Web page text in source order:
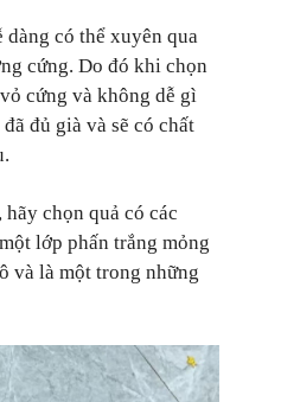
có thể xuyên qua
cứng. Do đó khi chọn
cứng và không dễ gì
đủ già và sẽ có chất
chọn quả có các
lớp phấn trắng mỏng
và là một trong những